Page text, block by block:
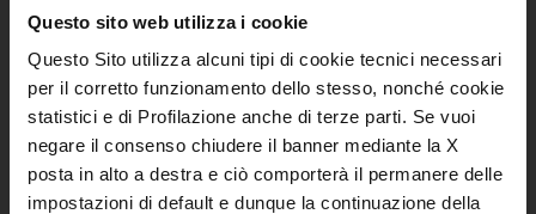
Questo sito web utilizza i cookie
Questo Sito utilizza alcuni tipi di cookie tecnici necessari
per il corretto funzionamento dello stesso, nonché cookie
statistici e di Profilazione anche di terze parti. Se vuoi
negare il consenso chiudere il banner mediante la X
posta in alto a destra e ciò comporterà il permanere delle
impostazioni di default e dunque la continuazione della